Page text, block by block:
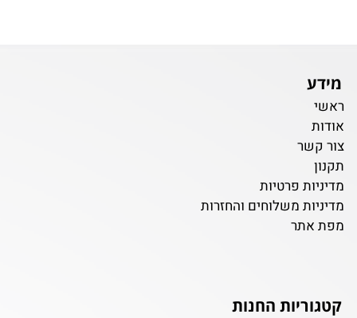
מידע
ראשי
אודות
צור קשר
תקנון
מדיניות פרטיות
מדיניות משלוחים והחזרות
מפת אתר
קטגוריות החנות